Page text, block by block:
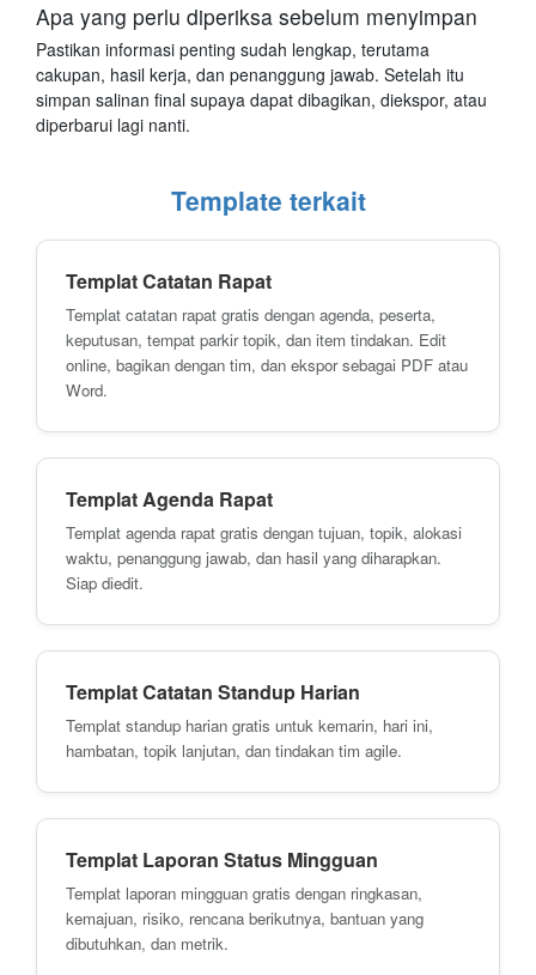
Apa yang perlu diperiksa sebelum menyimpan
Pastikan informasi penting sudah lengkap, terutama
cakupan, hasil kerja, dan penanggung jawab. Setelah itu
simpan salinan final supaya dapat dibagikan, diekspor, atau
diperbarui lagi nanti.
Template terkait
Templat Catatan Rapat
Templat catatan rapat gratis dengan agenda, peserta,
keputusan, tempat parkir topik, dan item tindakan. Edit
online, bagikan dengan tim, dan ekspor sebagai PDF atau
Word.
Templat Agenda Rapat
Templat agenda rapat gratis dengan tujuan, topik, alokasi
waktu, penanggung jawab, dan hasil yang diharapkan.
Siap diedit.
Templat Catatan Standup Harian
Templat standup harian gratis untuk kemarin, hari ini,
hambatan, topik lanjutan, dan tindakan tim agile.
Templat Laporan Status Mingguan
Templat laporan mingguan gratis dengan ringkasan,
kemajuan, risiko, rencana berikutnya, bantuan yang
dibutuhkan, dan metrik.